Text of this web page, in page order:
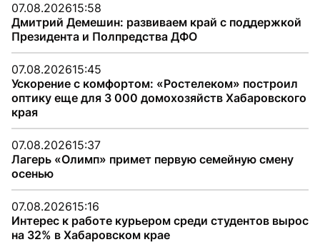
07.08.202615:58
Дмитрий Демешин: развиваем край с поддержкой
Президента и Полпредства ДФО
07.08.202615:45
Ускорение с комфортом: «Ростелеком» построил
оптику еще для 3 000 домохозяйств Хабаровского
края
07.08.202615:37
Лагерь «Олимп» примет первую семейную смену
осенью
07.08.202615:16
Интерес к работе курьером среди студентов вырос
на 32% в Хабаровском крае